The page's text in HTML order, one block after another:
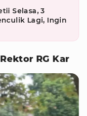
Selasa, 3
Lagi, Ingin
RG Kar